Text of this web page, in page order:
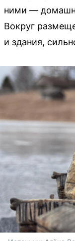
ними —
Вокруг
и здания,